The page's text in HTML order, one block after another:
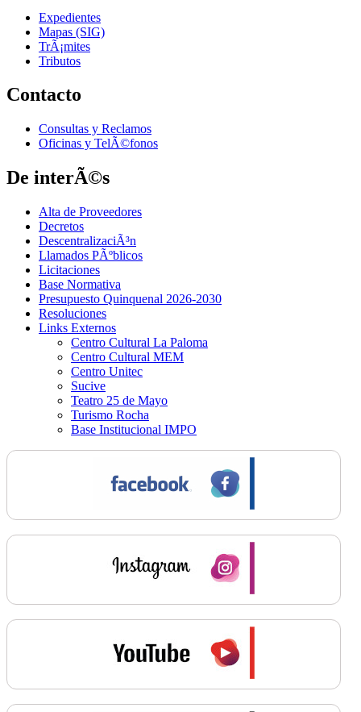
Expedientes
Mapas (SIG)
TrÃ¡mites
Tributos
Contacto
Consultas y Reclamos
Oficinas y TelÃ©fonos
De interÃ©s
Alta de Proveedores
Decretos
DescentralizaciÃ³n
Llamados PÃºblicos
Licitaciones
Base Normativa
Presupuesto Quinquenal 2026-2030
Resoluciones
Links Externos
Centro Cultural La Paloma
Centro Cultural MEM
Centro Unitec
Sucive
Teatro 25 de Mayo
Turismo Rocha
Base Institucional IMPO